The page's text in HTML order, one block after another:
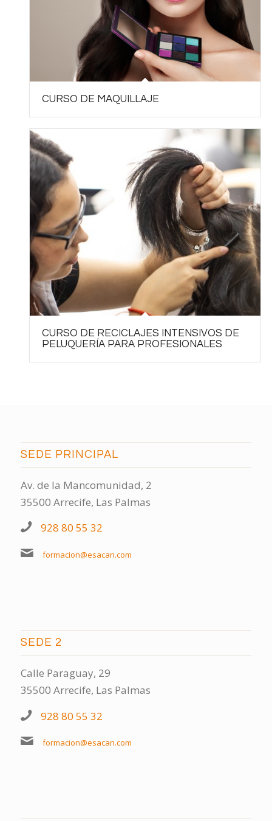
CURSO DE MAQUILLAJE
CURSO DE RECICLAJES INTENSIVOS DE
PELUQUERÍA PARA PROFESIONALES
SEDE PRINCIPAL
Av. de la Mancomunidad, 2
35500 Arrecife, Las Palmas
928 80 55 32
formacion@esacan.com
SEDE 2
Calle Paraguay, 29
35500 Arrecife, Las Palmas
928 80 55 32
formacion@esacan.com